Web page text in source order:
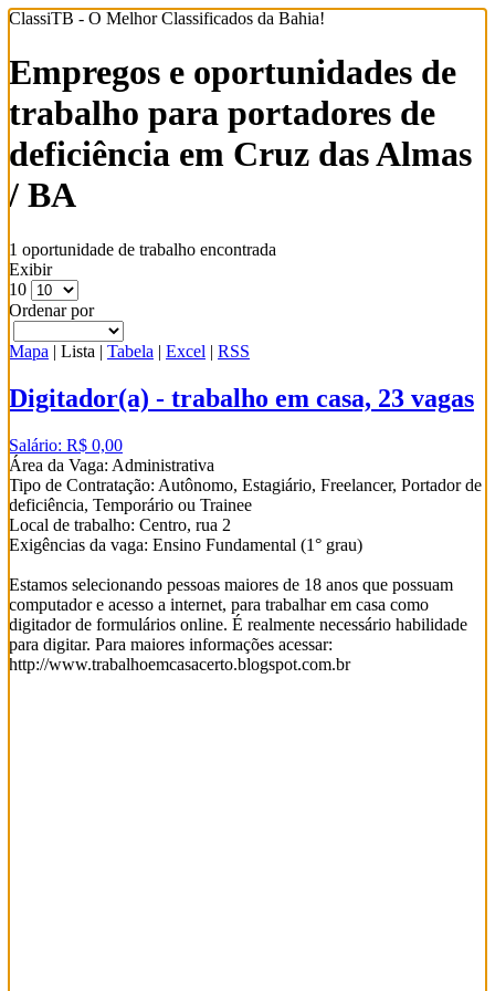
ClassiTB - O Melhor Classificados da Bahia!
Empregos e oportunidades de
trabalho para portadores de
deficiência em Cruz das Almas
/ BA
1 oportunidade de trabalho encontrada
Exibir
10
Ordenar por
Mapa | Lista | Tabela | Excel | RSS
Digitador(a) - trabalho em casa, 23 vagas
Salário: R$ 0,00
Área da Vaga: Administrativa
Tipo de Contratação: Autônomo, Estagiário, Freelancer, Portador de
deficiência, Temporário ou Trainee
Local de trabalho: Centro, rua 2
Exigências da vaga: Ensino Fundamental (1° grau)
Estamos selecionando pessoas maiores de 18 anos que possuam
computador e acesso a internet, para trabalhar em casa como
digitador de formulários online. É realmente necessário habilidade
para digitar. Para maiores informações acessar:
http://www.trabalhoemcasacerto.blogspot.com.br